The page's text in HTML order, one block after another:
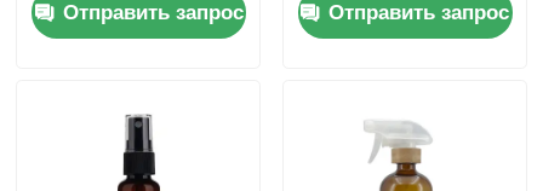
бутылка с
парфюмерным
бамбуковой
крышкой
Отправить запрос
мл 10 мл
прозрачные
парфюмерией
Отправить запрос